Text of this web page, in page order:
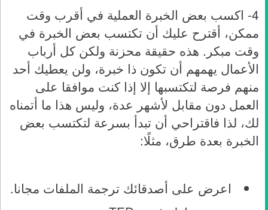
4- اكسب بعض الخبرة العملية في أقرب وقت
ممكن، أقترح عليك أن تكتسب بعض الخبرة في
وقت مبكر. هذه حقيقة محزنة ولكن كل أرباب
الأعمال يهمهم أن تكون ذا خبرة، ولن يعطيك أحد
منهم فرصة لتكتسبها إلا إذا كنت موافقا على
العمل دون مقابل لأشهر عدة، وليس هذا ما أتمناه
لك، لذا فاقتراحي أن تبدأ بسرعة لتكتسب بعض
الخبرة بعدة طرق، مثلًا:
اعرض على أصدقائك ترجمة الملفات مجانا.